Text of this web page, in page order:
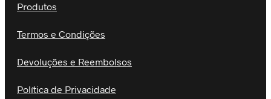
Produtos
Termos e Condições
Devoluções e Reembolsos
Política de Privacidade